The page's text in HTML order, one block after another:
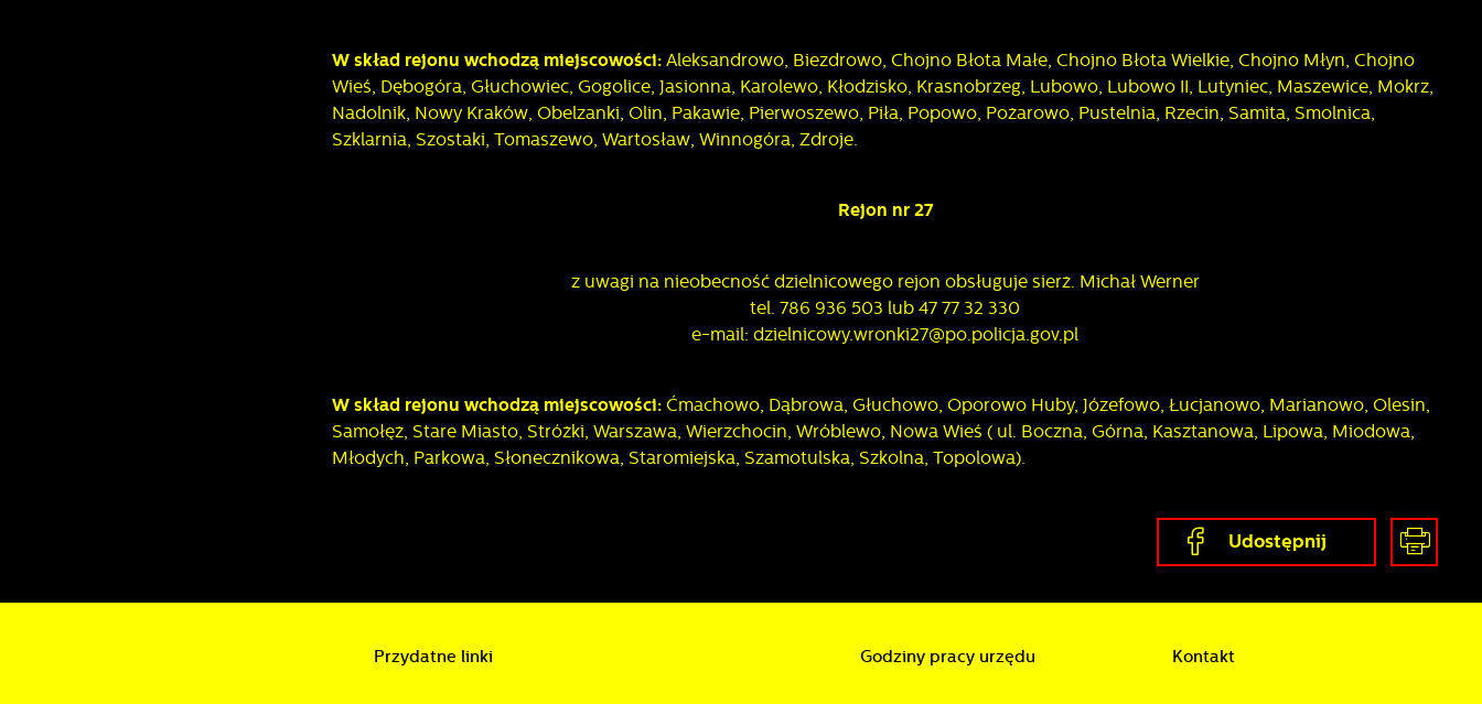
W skład rejonu wchodzą miejscowości:Aleksandrowo, Biezdrowo, Chojno Błota Małe, Chojno Błota Wielkie, Chojno Młyn, Chojno
Wieś, Dębogóra, Głuchowiec, Gogolice, Jasionna, Karolewo, Kłodzisko, Krasnobrzeg, Lubowo, Lubowo II, Lutyniec, Maszewice, Mokrz,
Nadolnik, Nowy Kraków, Obelzanki, Olin, Pakawie, Pierwoszewo, Piła, Popowo, Pożarowo, Pustelnia, Rzecin, Samita, Smolnica,
Szklarnia, Szostaki, Tomaszewo, Wartosław, Winnogóra, Zdroje.
Rejon nr 27
z uwagi na nieobecność dzielnicowego rejon obsługuje sierż. Michał Werner
tel. 786 936 503 lub 47 77 32 330
e-mail: dzielnicowy.wronki27@po.policja.gov.pl
W skład rejonu wchodzą miejscowości:Ćmachowo, Dąbrowa, Głuchowo, Oporowo Huby, Józefowo, Łucjanowo, Marianowo, Olesin,
Samołęż, Stare Miasto, Stróżki, Warszawa, Wierzchocin, Wróblewo, Nowa Wieś ( ul. Boczna, Górna, Kasztanowa, Lipowa, Miodowa,
Młodych, Parkowa, Słonecznikowa, Staromiejska, Szamotulska, Szkolna, Topolowa).
Udostępnij
Przydatne linki Godziny pracy urzędu Kontakt
Dzięki reklamowym plikom cookies prezentujemy Ci najciekawsze informacje i
aktualności na stronach naszych partnerów.
podstawie analizy Twoich upodobań oraz Twoich zwyczajów dotyczących
usług. Firmy te działają w charakterze pośredników prezentujących nasze treści w
postaci wiadomości, ofert, komunikatów mediów społecznościowych.
Więcej